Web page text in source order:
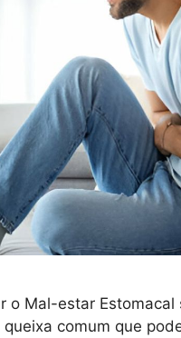
o Mal-estar
comum que